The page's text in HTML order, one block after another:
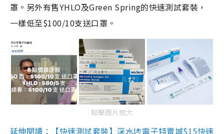
罩。另外有售YHLO及Green Spring的快速測試套裝，
一樣低至$100/10支送口罩。
點擊圖片放大
延伸閱讀：【快速測試套裝】深水埗電子特賣城$15快速